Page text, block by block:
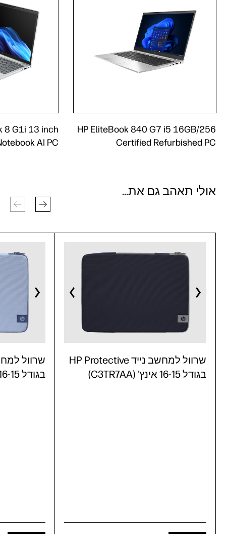
8 G1i 13 inch
AI PC
HP EliteBook 840 G7 i5 16GB/256
Certified Refurbished PC
אולי תאהב גם את...
בגודל 16-15 אינץ' (C3TR6AA)
שרוול למחשב נייד HP Protective
בגודל 16-15 אינץ' (C3TR7AA)